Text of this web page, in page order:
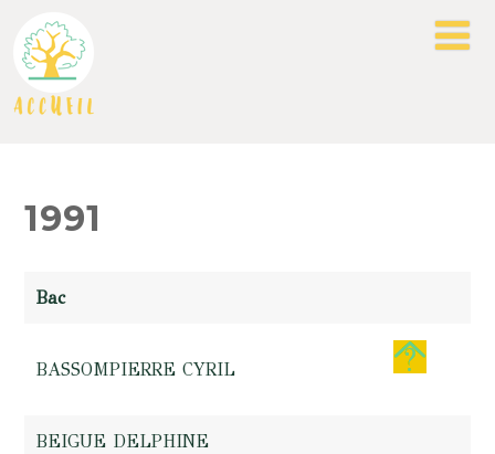
1991
Bac
BASSOMPIERRE CYRIL
BEIGUE DELPHINE